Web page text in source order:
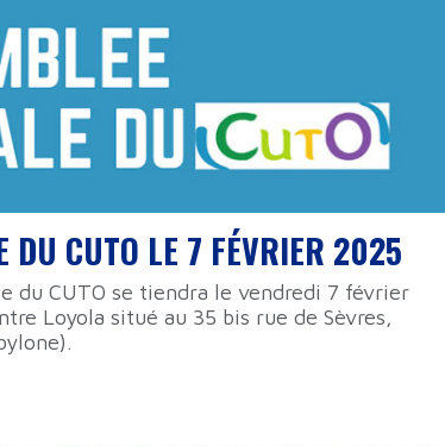
DU CUTO LE 7 FÉVRIER 2025
du CUTO se tiendra le vendredi 7 février
Loyola situé au 35 bis rue de Sèvres,